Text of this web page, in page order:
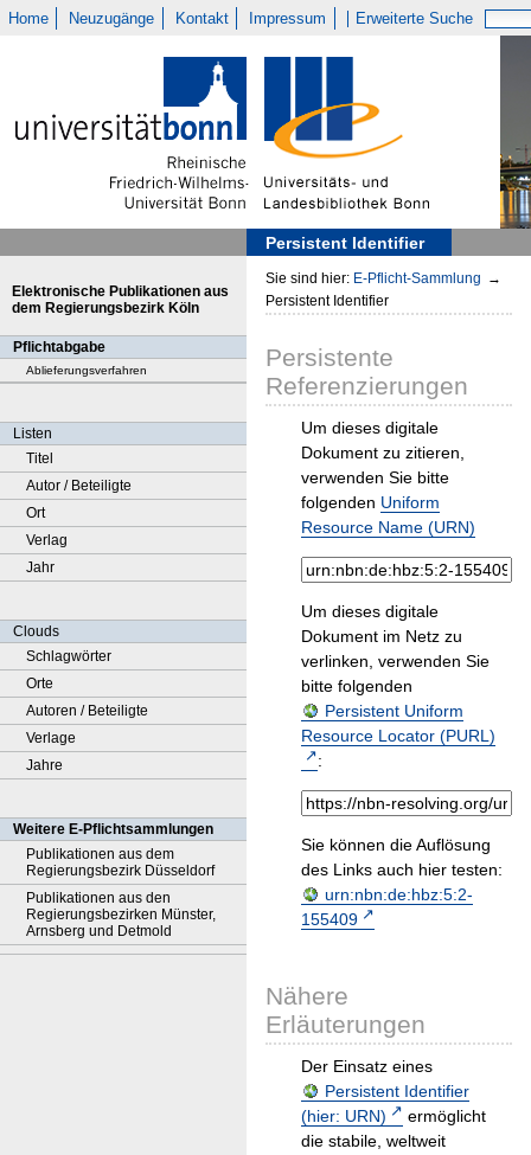
Home Neuzugänge Kontakt Impressum Erweiterte Suche
Persistent Identifier
Elektronische Publikationen aus
dem Regierungsbezirk Köln
Pflichtabgabe
Ablieferungsverfahren
Listen
Titel
Autor / Beteiligte
Ort
Verlag
Jahr
Clouds
Schlagwörter
Orte
Autoren / Beteiligte
Verlage
Jahre
Weitere E-Pflichtsammlungen
Publikationen aus dem
Regierungsbezirk Düsseldorf
Publikationen aus den
Regierungsbezirken Münster,
Arnsberg und Detmold
Sie sind hier: E-Pflicht-Sammlung →
Persistent Identifier
Persistente
Referenzierungen
Um dieses digitale
Dokument zu zitieren,
verwenden Sie bitte
folgenden Uniform
Resource Name (URN)
Um dieses digitale
Dokument im Netz zu
verlinken, verwenden Sie
bitte folgenden
Persistent Uniform
Resource Locator (PURL)
:
Sie können die Auflösung
des Links auch hier testen:
urn:nbn:de:hbz:5:2-
155409
Nähere
Erläuterungen
Der Einsatz eines
Persistent Identifier
(hier: URN)
ermöglicht
die stabile, weltweit